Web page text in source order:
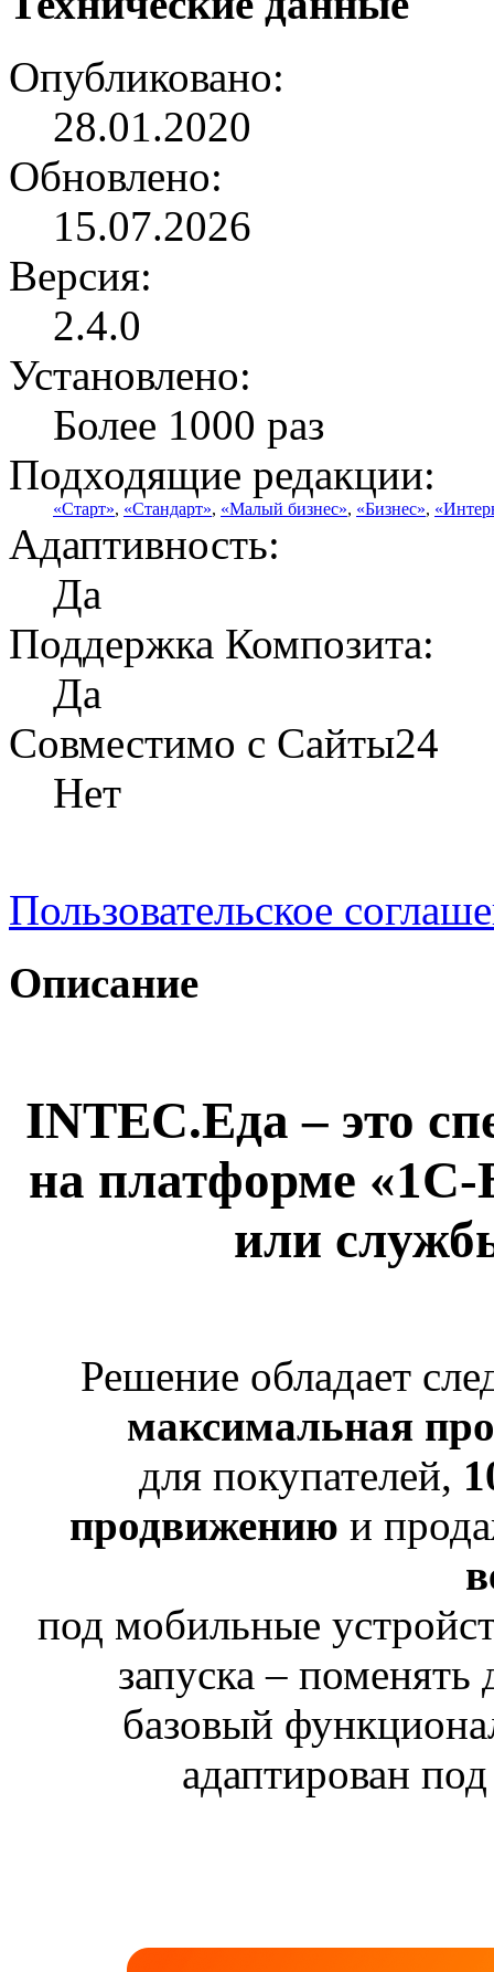
Опубликовано:
28.01.2020
Обновлено:
15.07.2026
Версия:
2.4.0
Установлено:
Более 1000 раз
Подходящие редакции:
«Старт», «Стандарт», «Малый бизнес», «Бизнес»,
Адаптивность:
Да
Поддержка Композита:
Да
Совместимо с Сайты24
Нет
Пользовательское
Описание
INTEC.Еда – это
на платформе «1С-
или
Решение обладает
максимальная
для покупателей,
продвижению и
под мобильные
запуска –
базовый
адаптирован